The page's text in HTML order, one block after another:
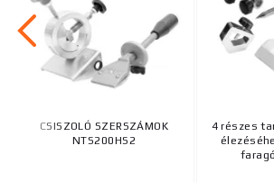
CSISZOLÓ SZERSZÁMOK
NTS200HS2
4 részes